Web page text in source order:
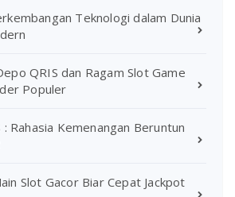
Teknologi dalam Dunia
QRIS dan Ragam Slot Game
Populer
: Rahasia Kemenangan Beruntun
Slot Gacor Biar Cepat Jackpot